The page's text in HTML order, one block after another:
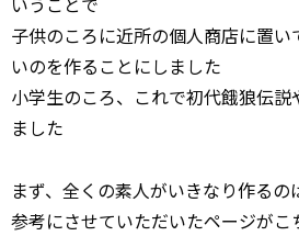
子供のころに近所の個人商店に置
いのを作ることにしました
小学生のころ、これで初代餓狼伝
ました
まず、全くの素人がいきなり作る
参考にさせていただいたページがこ